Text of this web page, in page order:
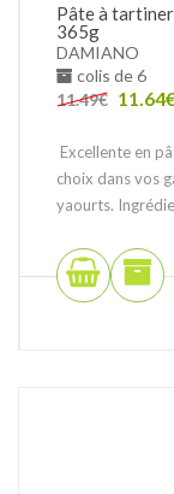
Pâte à tartiner
365g
DAMIANO
colis de 6
11.49€ 11.64
Excellente en
choix dans vos
yaourts.